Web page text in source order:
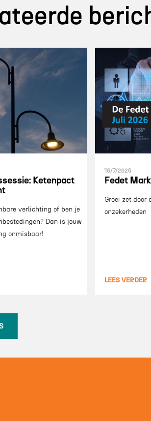
Ketenpact
verlichting of ben je
Dan is jouw
onmisbaar!
16/7/2026
Fedet
Groei zet door
onzekerheden
LEES VERDER